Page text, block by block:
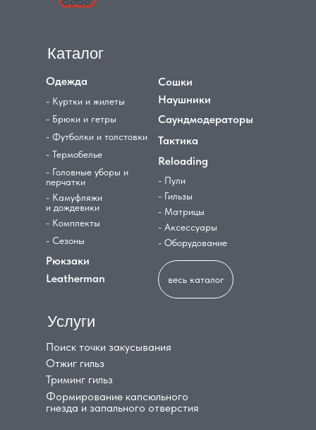
Каталог
Одежда
- Куртки и жилеты
- Брюки и гетры
- Футболки и толстовки
- Термобелье
- Головные уборы и
перчатки
- Камуфляжи
и дождевики
- Комплекты
- Сезоны
Рюкзаки
Leatherman
Сошки
Наушники
Саундмодераторы
Тактика
Reloading
- Пули
- Гильзы
- Матрицы
- Аксессуары
- Оборудование
Поиск точки закусывания
Услуги
Отжиг гильз
Триминг гильз
Формирование капсюльного
гнезда и запального отверстия
весь каталог